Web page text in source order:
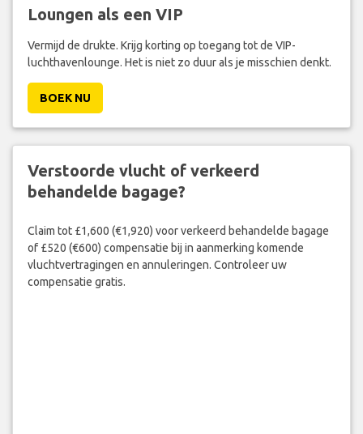
Loungen als een VIP
Vermijd de drukte. Krijg korting op toegang tot de VIP-
luchthavenlounge. Het is niet zo duur als je misschien denkt.
BOEK NU
Verstoorde vlucht of verkeerd
behandelde bagage?
Claim tot £1,600 (€1,920) voor verkeerd behandelde bagage
of £520 (€600) compensatie bij in aanmerking komende
vluchtvertragingen en annuleringen. Controleer uw
compensatie gratis.